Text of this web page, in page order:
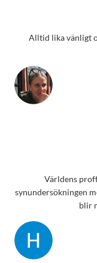
Alltid lika vänligt
Världens
synundersökningen
blir